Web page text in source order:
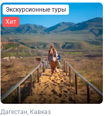
Экскурсионные туры
Хит
Дагестан, Кавказ